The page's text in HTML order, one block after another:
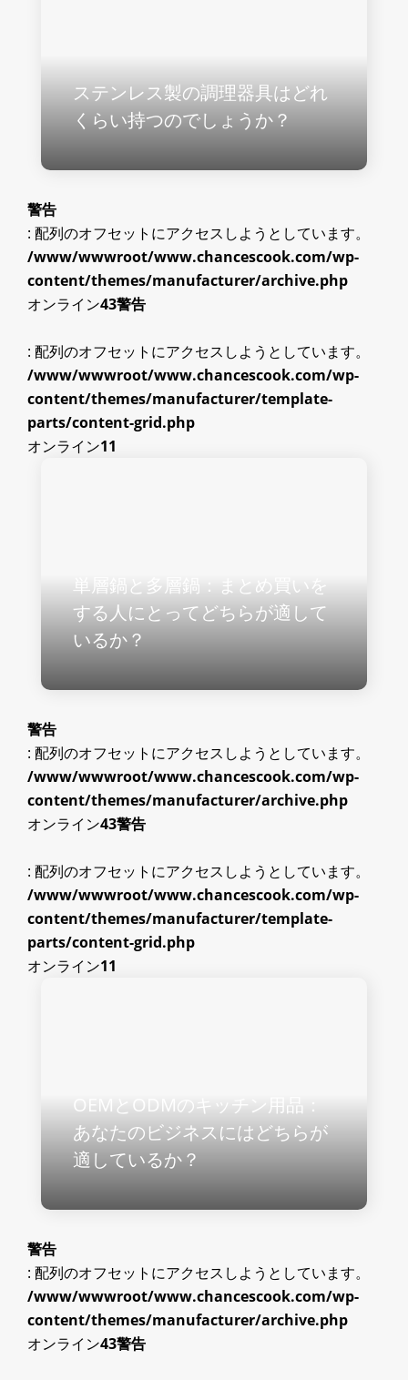
ステンレス製の調理器具はどれ
くらい持つのでしょうか？
警告
: 配列のオフセットにアクセスしようとしています。
/www/wwwroot/www.chancescook.com/wp-
content/themes/manufacturer/archive.php
オンライン43警告
: 配列のオフセットにアクセスしようとしています。
/www/wwwroot/www.chancescook.com/wp-
content/themes/manufacturer/template-
parts/content-grid.php
オンライン11
単層鍋と多層鍋：まとめ買いを
する人にとってどちらが適して
いるか？
警告
: 配列のオフセットにアクセスしようとしています。
/www/wwwroot/www.chancescook.com/wp-
content/themes/manufacturer/archive.php
オンライン43警告
: 配列のオフセットにアクセスしようとしています。
/www/wwwroot/www.chancescook.com/wp-
content/themes/manufacturer/template-
parts/content-grid.php
オンライン11
OEMとODMのキッチン用品：
あなたのビジネスにはどちらが
適しているか？
警告
: 配列のオフセットにアクセスしようとしています。
/www/wwwroot/www.chancescook.com/wp-
content/themes/manufacturer/archive.php
オンライン43警告